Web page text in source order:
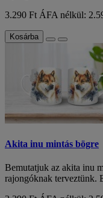
3.290 Ft ÁFA nélkül:
Kosárba
Akita inu mintás bögre
Bemutatjuk az akita inu
rajongóknak terveztünk.